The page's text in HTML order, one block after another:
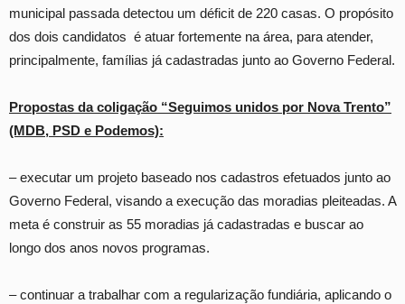
municipal passada detectou um déficit de 220 casas. O propósito
dos dois candidatos é atuar fortemente na área, para atender,
principalmente, famílias já cadastradas junto ao Governo Federal.
Propostas da coligação “Seguimos unidos por Nova Trento”
(MDB, PSD e Podemos):
– executar um projeto baseado nos cadastros efetuados junto ao
Governo Federal, visando a execução das moradias pleiteadas. A
meta é construir as 55 moradias já cadastradas e buscar ao
longo dos anos novos programas.
– continuar a trabalhar com a regularização fundiária, aplicando o